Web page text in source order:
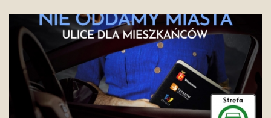
wyjątkowy dzień